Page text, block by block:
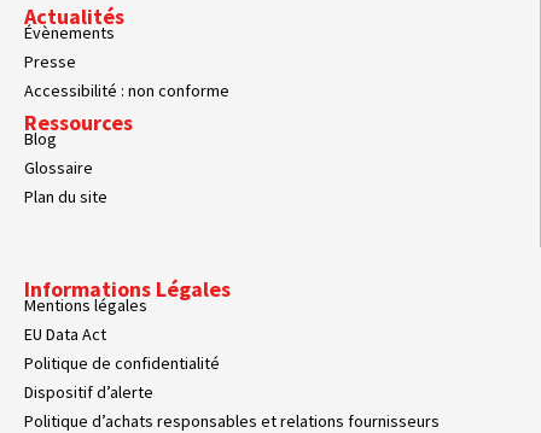
Actualités
Évènements
Presse
Accessibilité : non conforme
Ressources
Blog
Glossaire
Plan du site
Informations Légales
Mentions légales
EU Data Act
Politique de confidentialité
Dispositif d’alerte
Politique d’achats responsables et relations fournisseurs